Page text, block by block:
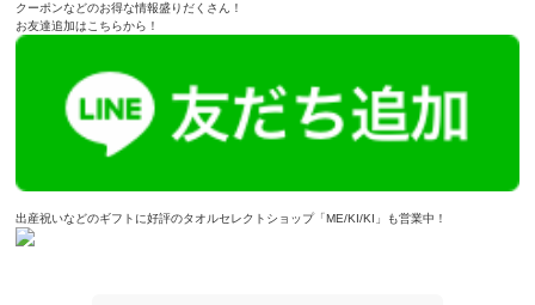
クーポンなどのお得な情報盛りだくさん！
お友達追加はこちらから！
出産祝いなどのギフトに好評のタオルセレクトショップ「ME/KI/KI」 も営業中！